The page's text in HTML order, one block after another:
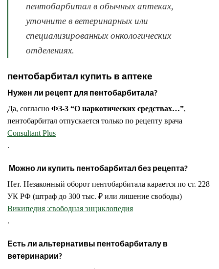
пентобарбитал в обычных аптеках,
уточните в ветеринарных или
специализированных онкологических
отделениях.
пентобарбитал купить в аптеке
Нужен ли рецепт для пентобарбитала?
Да, согласно ФЗ-3 “О наркотических средствах…”,
пентобарбитал отпускается только по рецепту врача
Consultant Plus
.
Можно ли купить пентобарбитал без рецепта?
Нет. Незаконный оборот пентобарбитала карается по ст. 228
УК РФ (штраф до 300 тыс. ₽ или лишение свободы)
Википедия ;свободная энциклопедия
.
Есть ли альтернативы пентобарбиталу в
ветеринарии?